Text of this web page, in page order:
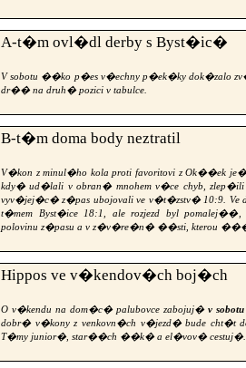
A-t�m ovl�dl derby s Byst�ic�
V sobotu ��ko p�es v�echny p�ek�ky dok�zalo
dr�� na druh� pozici v tabulce.
B-t�m doma body neztratil
V�kon z minul�ho kola proti favoritovi z
kdy� ud�lali v obran� mnohem v�ce chyb,
vyv�jej�c� z�pas ubojovali ve v�t�zstv� 10:9. Ve
t�mem Byst�ice 18:1, ale rozjezd byl
polovinu z�pasu a v z�v�re�n� ��sti, kterou
Hippos ve v�kendov�ch boj�ch
O v�kendu na dom�c� palubovce zabojuj� v
dobr� v�kony z venkovn�ch v�jezd� bude cht�t
T�my junior�, star��ch ��k� a el�vov� cestuj�.